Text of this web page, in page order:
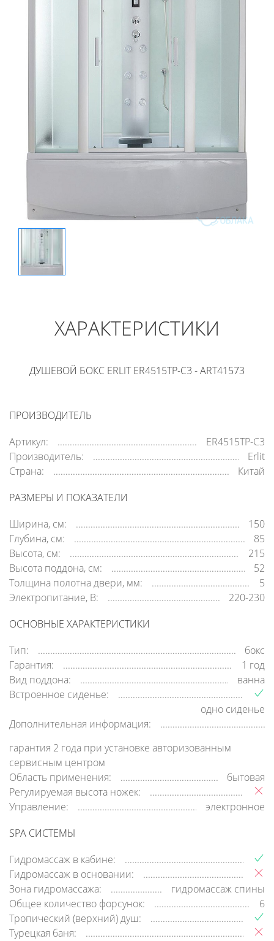
ХАРАКТЕРИСТИКИ
ДУШЕВОЙ БОКС ERLIT ER4515TP-C3 - ART41573
ПРОИЗВОДИТЕЛЬ
Артикул:
ER4515TP-C3
Производитель:
Erlit
Страна:
Китай
РАЗМЕРЫ И ПОКАЗАТЕЛИ
Ширина, см:
150
Глубина, см:
85
Высота, см:
215
Высота поддона, см:
52
Толщина полотна двери, мм:
5
Электропитание, В:
220-230
ОСНОВНЫЕ ХАРАКТЕРИСТИКИ
Тип:
бокс
Гарантия:
1 год
Вид поддона:
ванна
Встроенное сиденье:
одно сиденье
Дополнительная информация:
гарантия 2 года при установке авторизованным
сервисным центром
Область применения:
бытовая
Регулируемая высота ножек:
Управление:
электронное
SPA СИСТЕМЫ
Гидромассаж в кабине:
Гидромассаж в основании:
Зона гидромассажа:
гидромассаж спины
Общее количество форсунок:
6
Тропический (верхний) душ:
Турецкая баня: